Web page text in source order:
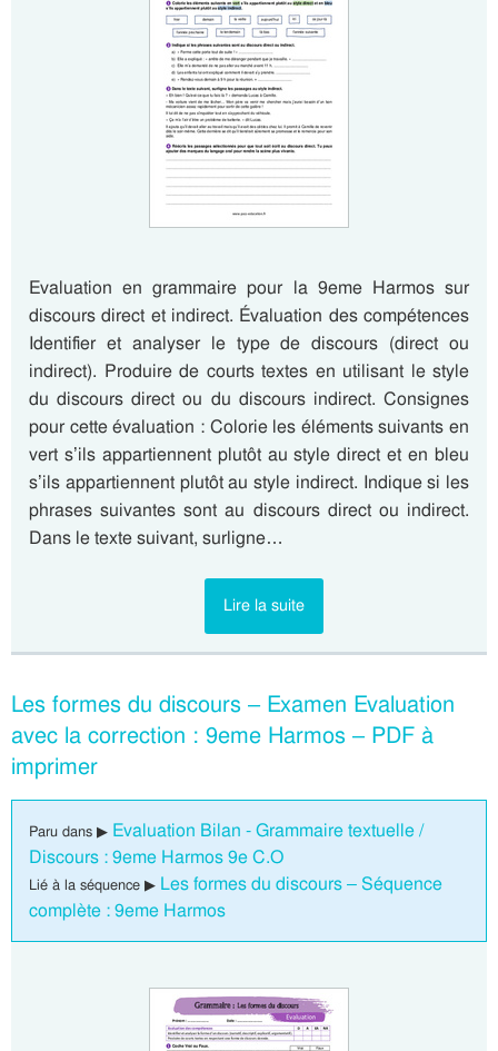
Evaluation en grammaire pour la 9eme Harmos sur
discours direct et indirect. Évaluation des compétences
Identifier et analyser le type de discours (direct ou
indirect). Produire de courts textes en utilisant le style
du discours direct ou du discours indirect. Consignes
pour cette évaluation : Colorie les éléments suivants en
vert s’ils appartiennent plutôt au style direct et en bleu
s’ils appartiennent plutôt au style indirect. Indique si les
phrases suivantes sont au discours direct ou indirect.
Dans le texte suivant, surligne…
Lire la suite
Les formes du discours – Examen Evaluation
avec la correction : 9eme Harmos – PDF à
imprimer
Paru dans ▶ Evaluation Bilan - Grammaire textuelle /
Discours : 9eme Harmos 9e C.O
Lié à la séquence ▶ Les formes du discours – Séquence
complète : 9eme Harmos